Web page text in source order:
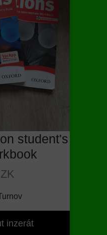
student's
inzerát